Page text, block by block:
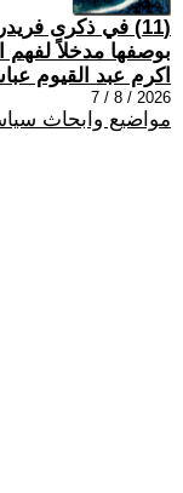
(11) في ذكرى
بوصفها مدخلاً لفهم
اكرم عبد القيوم
2026 / 8 / 7
مواضيع وابحاث